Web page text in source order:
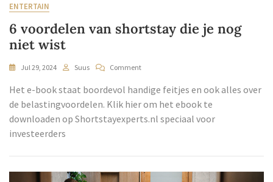
ENTERTAIN
6 voordelen van shortstay die je nog
niet wist
Jul 29, 2024 Suus Comment
Het e-book staat boordevol handige feitjes en ook alles over
de belastingvoordelen. Klik hier om het ebook te
downloaden op Shortstayexperts.nl speciaal voor
investeerders